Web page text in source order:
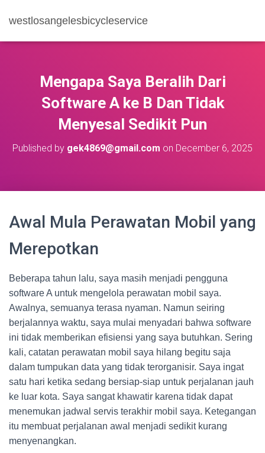
westlosangelesbicycleservice
Mengapa Saya Beralih Dari
Software A ke B Dan Tidak
Menyesal Sedikit Pun
Published by gek4869@gmail.com on December 6, 2025
Awal Mula Perawatan Mobil yang
Merepotkan
Beberapa tahun lalu, saya masih menjadi pengguna
software A untuk mengelola perawatan mobil saya.
Awalnya, semuanya terasa nyaman. Namun seiring
berjalannya waktu, saya mulai menyadari bahwa software
ini tidak memberikan efisiensi yang saya butuhkan. Sering
kali, catatan perawatan mobil saya hilang begitu saja
dalam tumpukan data yang tidak terorganisir. Saya ingat
satu hari ketika sedang bersiap-siap untuk perjalanan jauh
ke luar kota. Saya sangat khawatir karena tidak dapat
menemukan jadwal servis terakhir mobil saya. Ketegangan
itu membuat perjalanan awal menjadi sedikit kurang
menyenangkan.